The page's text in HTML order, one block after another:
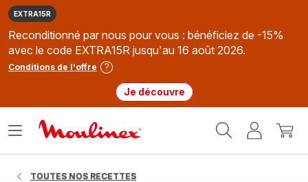
EXTRA15R
Reconditionné par nous pour vous : bénéficiez de -15%
avec le code EXTRA15R jusqu'au 16 août 2026.
Conditions de l'offre
Je découvre
MonMon
Ouvrir
TOUTES NOS RECETTES